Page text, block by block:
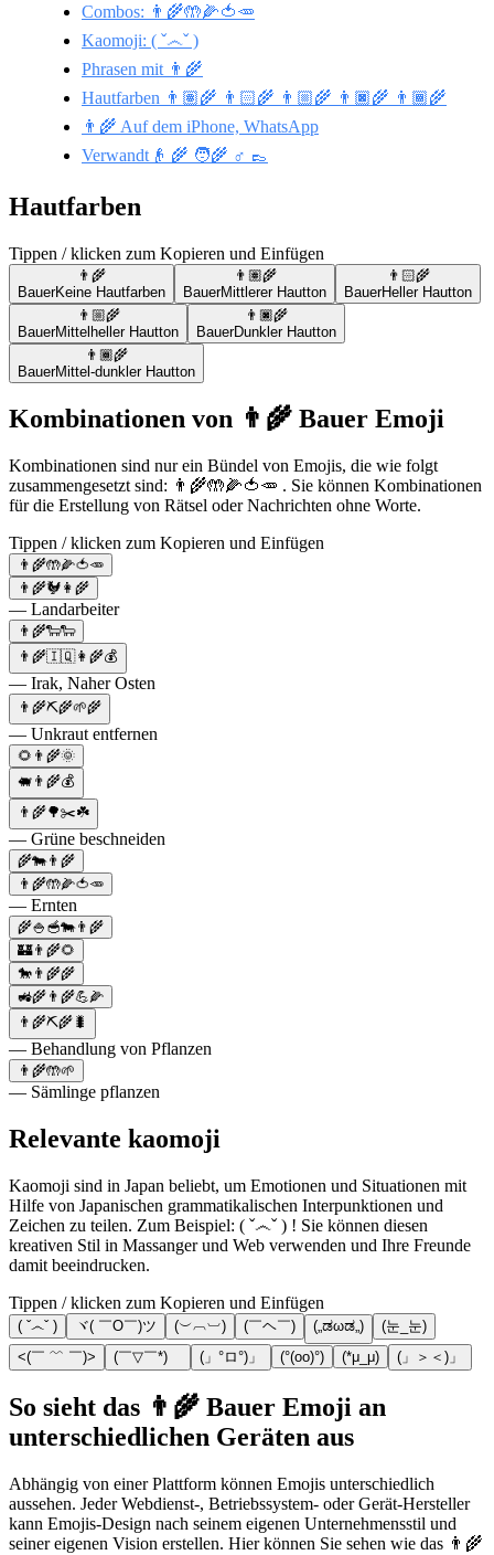
Combos: 👨‍🌾🤲🌽🍅🥕
Kaomoji: ( ˇ෴ˇ )
Phrasen mit 👨‍🌾
Hautfarben 👨🏽‍🌾 👨🏻‍🌾 👨🏼‍🌾 👨🏿‍🌾 👨🏾‍🌾
👨‍🌾 Auf dem iPhone, WhatsApp
Verwandt👴 🌾 🧑‍🌾 ♂️ 👞
Hautfarben
Tippen / klicken zum Kopieren und Einfügen
👨‍🌾
BauerKeine Hautfarben
👨🏽‍🌾
BauerMittlerer Hautton
👨🏻‍🌾
BauerHeller Hautton
👨🏼‍🌾
BauerMittelheller Hautton
👨🏿‍🌾
BauerDunkler Hautton
👨🏾‍🌾
BauerMittel-dunkler Hautton
Kombinationen von 👨‍🌾 Bauer Emoji
Kombinationen sind nur ein Bündel von Emojis, die wie folgt
zusammengesetzt sind: 👨‍🌾🤲🌽🍅🥕 . Sie können Kombinationen
für die Erstellung von Rätsel oder Nachrichten ohne Worte.
Tippen / klicken zum Kopieren und Einfügen
👨‍🌾🤲🌽🍅🥕
👨‍🌾🐓👩‍🌾
— Landarbeiter
👨‍🌾🐑🐑
👨‍🌾🇮🇶👩‍🌾💰
— Irak, Naher Osten
👨‍🌾⛏🌾🌱🌾
— Unkraut entfernen
🌻👨‍🌾🌞
🐖👨‍🌾💰
👨‍🌾🌳✂️☘️
— Grüne beschneiden
🌾🐄👨‍🌾
👨‍🌾🤲🌽🍅🥕
— Ernten
🌾🍚🥣🐄👨‍🌾
🏰👨‍🌾🌻
🐎👨‍🌾🌾
🚜🌾👨‍🌾💪🌽
👨‍🌾⛏🌾🐛
— Behandlung von Pflanzen
👨‍🌾🤲🌱
— Sämlinge pflanzen
Relevante kaomoji
Kaomoji sind in Japan beliebt, um Emotionen und Situationen mit
Hilfe von Japanischen grammatikalischen Interpunktionen und
Zeichen zu teilen. Zum Beispiel: ( ˇ෴ˇ ) ! Sie können diesen
kreativen Stil in Massanger und Web verwenden und Ihre Freunde
damit beeindrucken.
Tippen / klicken zum Kopieren und Einfügen
( ˇ෴ˇ ) ヾ( ￣O￣)ツ (︶︹︺) (￣ヘ￣) („ಡωಡ„)
(눈_눈)
<(￣ ﹌ ￣)>
(￣▽￣*)ゞ (」°ロ°)」 (°(oo)°) (*μ_μ) (」＞＜)」
So sieht das 👨‍🌾 Bauer Emoji an
unterschiedlichen Geräten aus
Abhängig von einer Plattform können Emojis unterschiedlich
aussehen. Jeder Webdienst-, Betriebssystem- oder Gerät-Hersteller
kann Emojis-Design nach seinem eigenen Unternehmensstil und
seiner eigenen Vision erstellen. Hier können Sie sehen wie das 👨‍🌾